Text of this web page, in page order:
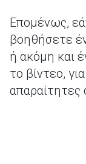
Επομένως,
βοηθήσετε
ή ακόμη και
το βίντεο,
απαραίτητες